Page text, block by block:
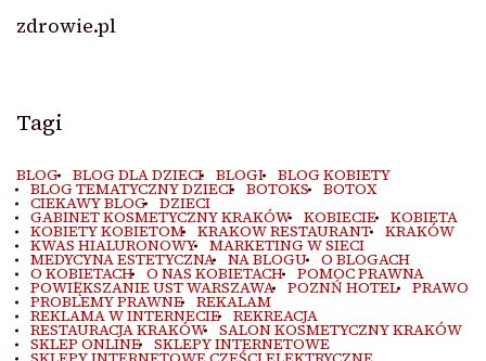
zdrowie.pl
Tagi
BLOG BLOG DLA DZIECI BLOGI BLOG KOBIETY
BLOG TEMATYCZNY DZIECI BOTOKS BOTOX
CIEKAWY BLOG DZIECI
GABINET KOSMETYCZNY KRAKÓW KOBIECIE KOBIETA
KOBIETY KOBIETOM KRAKOW RESTAURANT KRAKÓW
KWAS HIALURONOWY MARKETING W SIECI
MEDYCYNA ESTETYCZNA NA BLOGU O BLOGACH
O KOBIETACH O NAS KOBIETACH POMOC PRAWNA
POWIĘKSZANIE UST WARSZAWA POZNŃ HOTEL PRAWO
PROBLEMY PRAWNE REKALAM
REKLAMA W INTERNECIE REKREACJA
RESTAURACJA KRAKÓW SALON KOSMETYCZNY KRAKÓW
SKLEP ONLINE SKLEPY INTERNETOWE